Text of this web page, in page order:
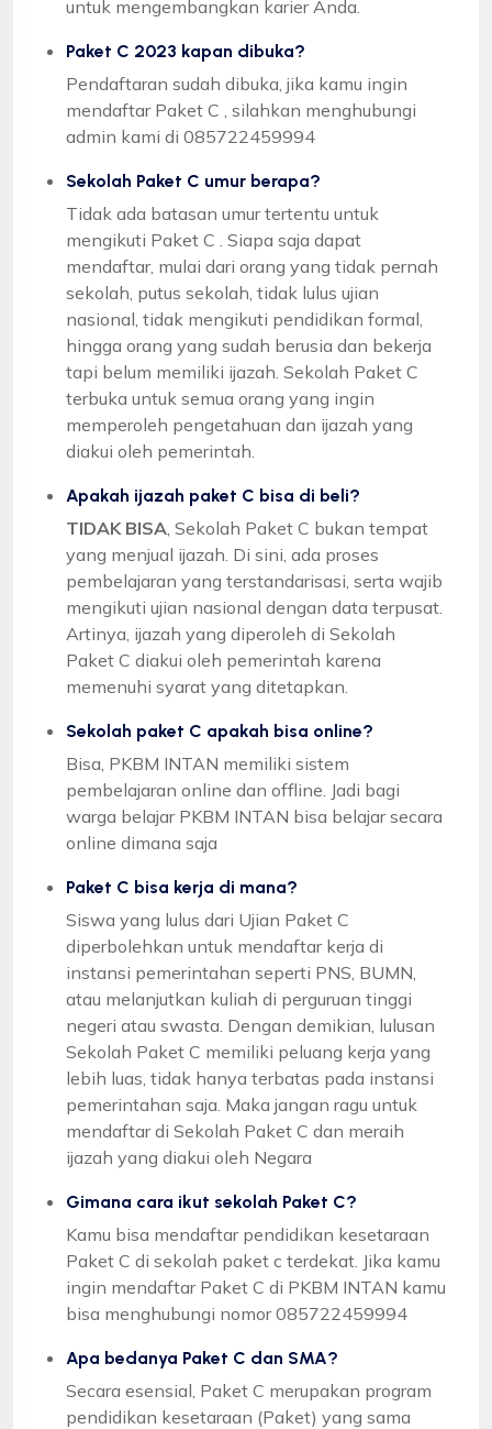
untuk mengembangkan karier Anda.
Paket C 2023 kapan dibuka?
Pendaftaran sudah dibuka, jika kamu ingin
mendaftar Paket C , silahkan menghubungi
admin kami di 085722459994
Sekolah Paket C umur berapa?
Tidak ada batasan umur tertentu untuk
mengikuti Paket C . Siapa saja dapat
mendaftar, mulai dari orang yang tidak pernah
sekolah, putus sekolah, tidak lulus ujian
nasional, tidak mengikuti pendidikan formal,
hingga orang yang sudah berusia dan bekerja
tapi belum memiliki ijazah. Sekolah Paket C
terbuka untuk semua orang yang ingin
memperoleh pengetahuan dan ijazah yang
diakui oleh pemerintah.
Apakah ijazah paket C bisa di beli?
TIDAK BISA , Sekolah Paket C bukan tempat
yang menjual ijazah. Di sini, ada proses
pembelajaran yang terstandarisasi, serta wajib
mengikuti ujian nasional dengan data terpusat.
Artinya, ijazah yang diperoleh di Sekolah
Paket C diakui oleh pemerintah karena
memenuhi syarat yang ditetapkan.
Sekolah paket C apakah bisa online?
Bisa, PKBM INTAN memiliki sistem
pembelajaran online dan offline. Jadi bagi
warga belajar PKBM INTAN bisa belajar secara
online dimana saja
Paket C bisa kerja di mana?
Siswa yang lulus dari Ujian Paket C
diperbolehkan untuk mendaftar kerja di
instansi pemerintahan seperti PNS, BUMN,
atau melanjutkan kuliah di perguruan tinggi
negeri atau swasta. Dengan demikian, lulusan
Sekolah Paket C memiliki peluang kerja yang
lebih luas, tidak hanya terbatas pada instansi
pemerintahan saja. Maka jangan ragu untuk
mendaftar di Sekolah Paket C dan meraih
ijazah yang diakui oleh Negara
Gimana cara ikut sekolah Paket C?
Kamu bisa mendaftar pendidikan kesetaraan
Paket C di sekolah paket c terdekat. Jika kamu
ingin mendaftar Paket C di PKBM INTAN kamu
bisa menghubungi nomor 085722459994
Apa bedanya Paket C dan SMA?
Secara esensial, Paket C merupakan program
pendidikan kesetaraan (Paket) yang sama